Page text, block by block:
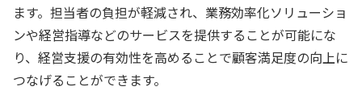
ます。担当者の負担が軽減され、業務効率化ソリューショ
ンや経営指導などのサービスを提供することが可能にな
り、経営支援の有効性を高めることで顧客満足度の向上に
つなげることができます。